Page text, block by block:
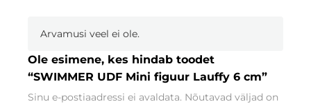
Arvamusi veel ei ole.
Ole esimene, kes hindab toodet
“SWIMMER UDF Mini figuur Lauffy 6 cm”
Sinu e-postiaadressi ei avaldata. Nõutavad väljad on